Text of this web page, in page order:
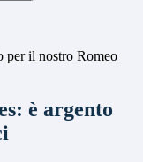
per il nostro Romeo
è argento